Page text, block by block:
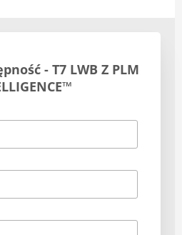
- T7 LWB Z PLM